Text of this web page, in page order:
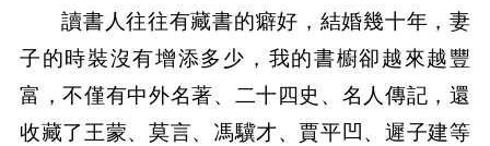
讀書人往往有藏書的癖好，結婚幾十年，妻
子的時裝沒有增添多少，我的書櫥卻越來越豐
富，不僅有中外名著、二十四史、名人傳記，還
收藏了王蒙、莫言、馮驥才、賈平凹、遲子建等